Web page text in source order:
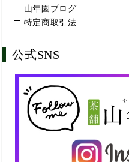
山年園ブログ
特定商取引法
公式SNS